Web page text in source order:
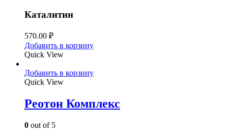
Каталитин
570.00 ₽
Добавить в корзину
Quick View
Добавить в корзину
Quick View
Реотон Комплекс
0 out of 5